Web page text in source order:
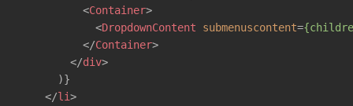
<Container>
<DropdownContent submenuscontent=
</Container>
</div>
      )}
</li>